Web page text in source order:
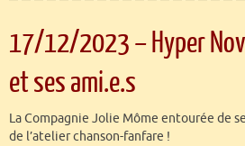
17/12/2023 – Hyper
et ses ami.e.s
La Compagnie Jolie Môme entourée de
de l’atelier chanson-fanfare !